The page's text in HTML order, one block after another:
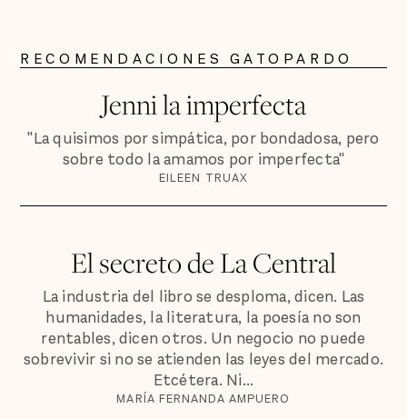
RECOMENDACIONES GATOPARDO
Jenni la imperfecta
"La quisimos por simpática, por bondadosa, pero
sobre todo la amamos por imperfecta"
EILEEN TRUAX
El secreto de La Central
La industria del libro se desploma, dicen. Las
humanidades, la literatura, la poesía no son
rentables, dicen otros. Un negocio no puede
sobrevivir si no se atienden las leyes del mercado.
Etcétera. Ni...
MARÍA FERNANDA AMPUERO